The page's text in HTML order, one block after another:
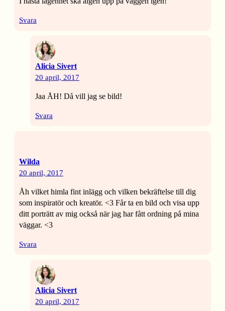
Svara
Alicia Sivert
20 april, 2017
Jaa ÅH! Då vill jag se bild!
Svara
Wilda
20 april, 2017
Åh vilket himla fint inlägg och vilken bekräftelse till dig
som inspiratör och kreatör. <3 Får ta en bild och visa upp
ditt porträtt av mig också när jag har fått ordning på mina
väggar. <3
Svara
Alicia Sivert
20 april, 2017